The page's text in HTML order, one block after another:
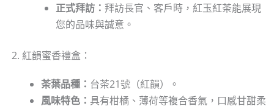
正式拜訪： 拜訪長官、客戶時，紅玉紅茶能展現
您的品味與誠意。
2. 紅韻蜜香禮盒：
茶葉品種： 台茶21號（紅韻）。
風味特色： 具有柑橘、薄荷等複合香氣，口感甘甜柔